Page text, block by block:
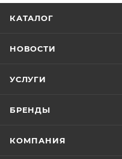
КАТАЛОГ
НОВОСТИ
УСЛУГИ
БРЕНДЫ
КОМПАНИЯ